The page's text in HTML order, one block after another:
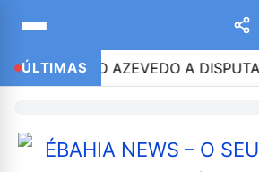
ÚLTIMASAZEVEDO A DISPUTAR